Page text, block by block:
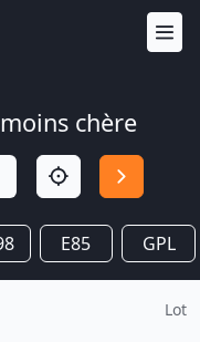
chère
E85 GPL
Lot